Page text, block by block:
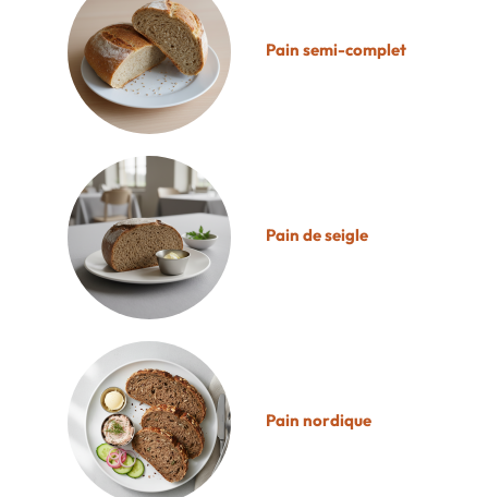
Pain semi-complet
Pain de seigle
Pain nordique